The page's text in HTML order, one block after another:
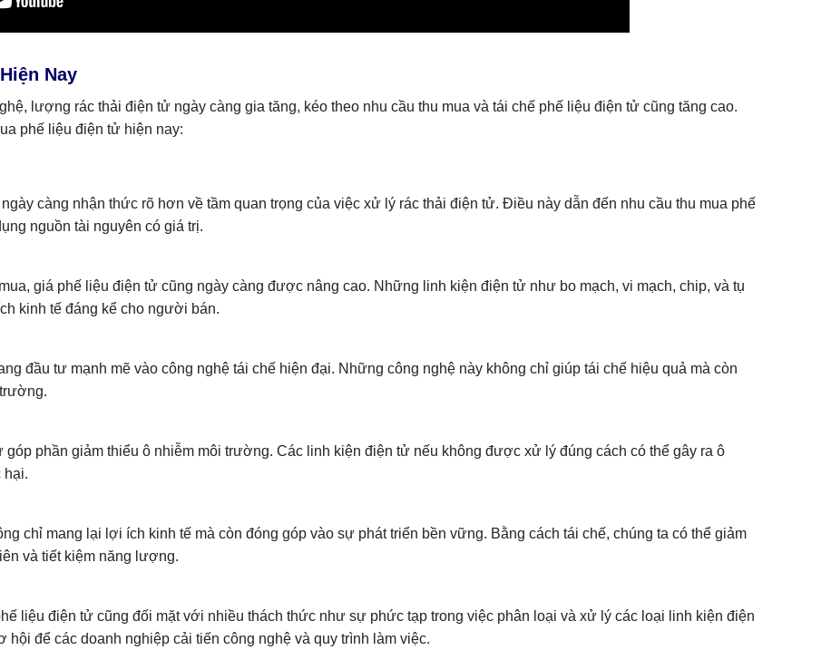
Nay
lượng rác thải điện tử ngày càng gia tăng, kéo theo nhu cầu thu mua và tái chế phế liệu điện tử cũng tăng cao.
phế liệu điện tử hiện nay:
càng nhận thức rõ hơn về tầm quan trọng của việc xử lý rác thải điện tử. Điều này dẫn đến nhu cầu thu mua phế
nguồn tài nguyên có giá trị.
giá phế liệu điện tử cũng ngày càng được nâng cao. Những linh kiện điện tử như bo mạch, vi mạch, chip, và tụ
kinh tế đáng kể cho người bán.
đầu tư mạnh mẽ vào công nghệ tái chế hiện đại. Những công nghệ này không chỉ giúp tái chế hiệu quả mà còn
góp phần giảm thiểu ô nhiễm môi trường. Các linh kiện điện tử nếu không được xử lý đúng cách có thể gây ra ô
hại.
chỉ mang lại lợi ích kinh tế mà còn đóng góp vào sự phát triển bền vững. Bằng cách tái chế, chúng ta có thể giảm
và tiết kiệm năng lượng.
liệu điện tử cũng đối mặt với nhiều thách thức như sự phức tạp trong việc phân loại và xử lý các loại linh kiện điện
hội để các doanh nghiệp cải tiến công nghệ và quy trình làm việc.